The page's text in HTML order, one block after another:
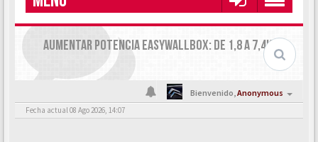
AUMENTAR POTENCIA EASYWALLBOX: DE 1,8 A 7,4KW
Bienvenido,Anonymous
Fecha actual 08 Ago 2026, 14:07